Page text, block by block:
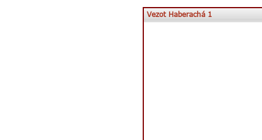
Vezot Haberachá 1